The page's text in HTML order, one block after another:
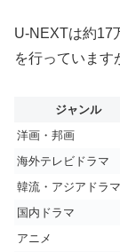
U-NEXTは約17
を行っています
ジャンル
洋画・邦画
海外テレビドラマ
韓流・アジアドラマ
国内ドラマ
アニメ